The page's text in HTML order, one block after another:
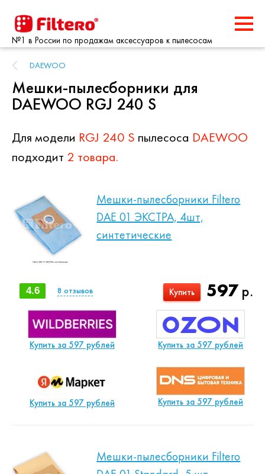
№1 в России по продажам аксессуаров к пылесосам
DAEWOO
Мешки-пылесборники для
DAEWOO RGJ 240 S
Для модели RGJ 240 S пылесоса DAEWOO
подходит 2 товара.
Мешки-пылесборники Filtero
DAE 01 ЭКСТРА, 4шт,
синтетические
597р.
Купить
4.6 8 отзывов
Купить за 597 рублей Купить за 597 рублей
Купить за 597 рублей Купить за 597 рублей
Мешки-пылесборники Filtero